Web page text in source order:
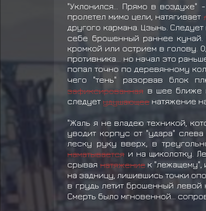
"Уклонился... Прямо в воздухе"
пролетел мимо цели, натягивает
другого кармана. Цзынь.
себе брошенный раннее
кромкой или острием в голову.
противника... но начал это
попал точно по деревянному
чего "тень" разорвав блок
зафиксированнаяв шее ближе
следуетудушающеенатяжение
"Жаль я не владею техникой,
уводит корпус от "удара"
леску руку вверх, в
наматываетсяи на щиколотку.
срываянатяжениек "лежащему",
на задницу, лишившись точки
в грудь летит брошенный
Смерть было мгновенной...